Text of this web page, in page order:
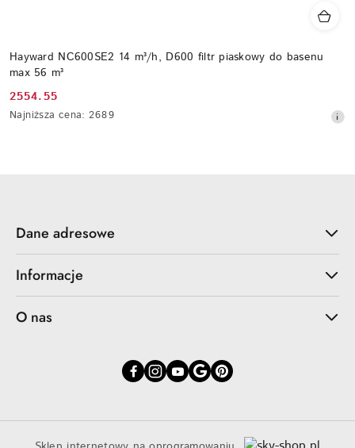
Hayward NC600SE2 14 m³/h, D600 filtr piaskowy do basenu
max 56 m³
Cena
promocyjna:
2554.55
Najniższa
Najniższa cena: 2689
Dane adresowe
Informacje
O nas